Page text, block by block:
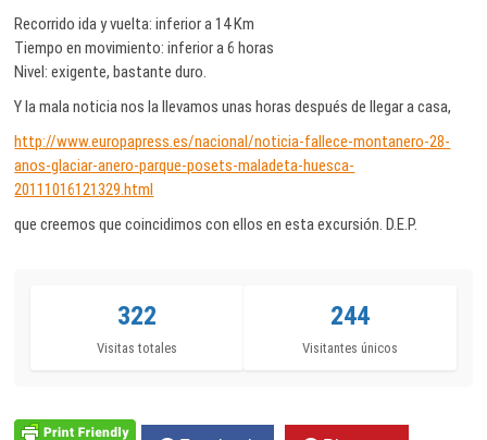
Recorrido ida y vuelta: inferior a 14 Km
Tiempo en movimiento: inferior a 6 horas
Nivel: exigente, bastante duro.
Y la mala noticia nos la llevamos unas horas después de llegar a casa,
http://www.europapress.es/nacional/noticia-fallece-montanero-28-
anos-glaciar-anero-parque-posets-maladeta-huesca-
20111016121329.html
que creemos que coincidimos con ellos en esta excursión. D.E.P.
322
Visitas totales
244
Visitantes únicos